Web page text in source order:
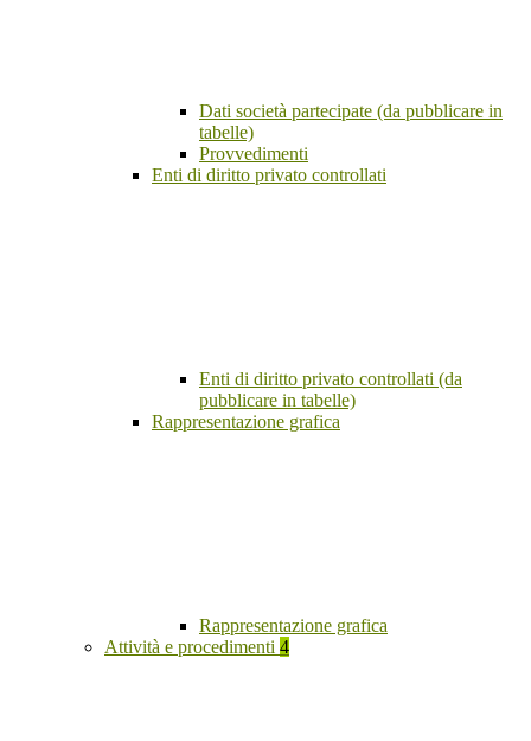
Dati società partecipate (da pubblicare in
tabelle)
Provvedimenti
Enti di diritto privato controllati
Enti di diritto privato controllati (da
pubblicare in tabelle)
Rappresentazione grafica
Rappresentazione grafica
Attività e procedimenti 4